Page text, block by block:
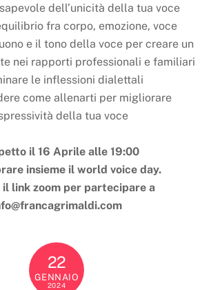
dell’unicità della tua voce
fra corpo, emozione, voce
e il tono della voce per creare un
nei rapporti professionali e familiari
le inflessioni dialettali
come allenarti per migliorare
della tua voce
il 16 Aprile alle 19:00
insieme il world voice day.
il link zoom per partecipare a
22
GENNAIO
2024